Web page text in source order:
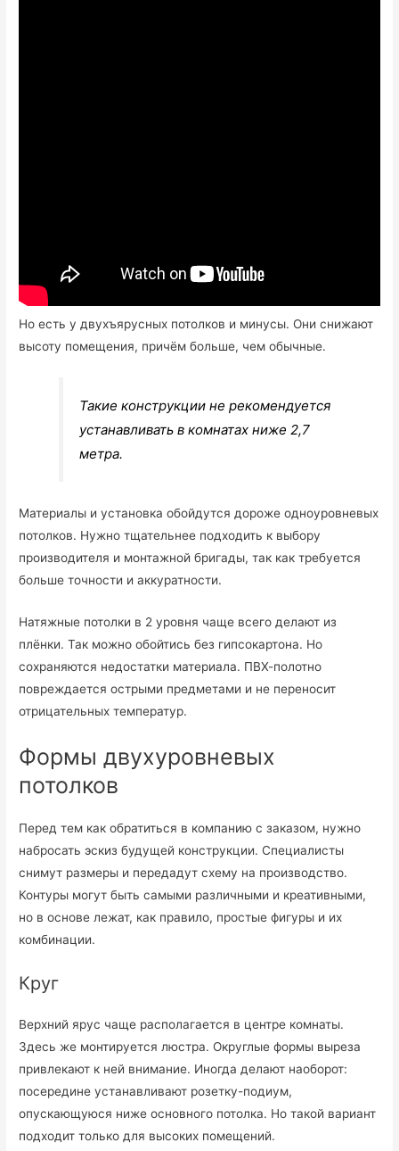
Но есть у двухъярусных потолков и минусы. Они снижают
высоту помещения, причём больше, чем обычные.
Такие конструкции не рекомендуется
устанавливать в комнатах ниже 2,7
метра.
Материалы и установка обойдутся дороже одноуровневых
потолков. Нужно тщательнее подходить к выбору
производителя и монтажной бригады, так как требуется
больше точности и аккуратности.
Натяжные потолки в 2 уровня чаще всего делают из
плёнки. Так можно обойтись без гипсокартона. Но
сохраняются недостатки материала. ПВХ-полотно
повреждается острыми предметами и не переносит
отрицательных температур.
Формы двухуровневых
потолков
Перед тем как обратиться в компанию с заказом, нужно
набросать эскиз будущей конструкции. Специалисты
снимут размеры и передадут схему на производство.
Контуры могут быть самыми различными и креативными,
но в основе лежат, как правило, простые фигуры и их
комбинации.
Круг
Верхний ярус чаще располагается в центре комнаты.
Здесь же монтируется люстра. Округлые формы выреза
привлекают к ней внимание. Иногда делают наоборот:
посередине устанавливают розетку-подиум,
опускающуюся ниже основного потолка. Но такой вариант
подходит только для высоких помещений.